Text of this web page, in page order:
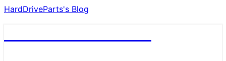
HardDriveParts's Blog